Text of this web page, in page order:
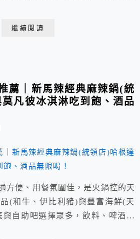
雅木作包圍，接下來更是每一步、
繼續閱讀
薦｜新馬辣經典麻辣鍋(統
凡彼冰淇淋吃到飽、酒品
方便、用餐氛圍佳，是火鍋控的天
(和牛、伊比利豬)與豐富海鮮(天
自助吧選擇眾多，飲料、啤酒無